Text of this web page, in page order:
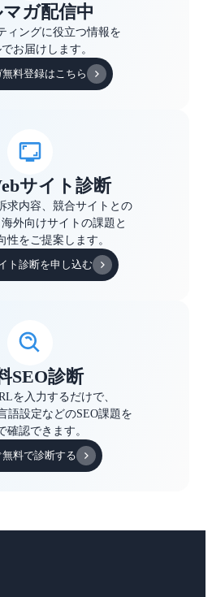
ガ配信中
ィングに役立つ情報を
お届けします。
無料登録はこちら
サイト診断
求内容、競合サイトとの
外向けサイトの課題と
性をご提案します。
ト診断を申し込む
SEO診断
を入力するだけで、
語設定などのSEO課題を
確認できます。
料で診断する